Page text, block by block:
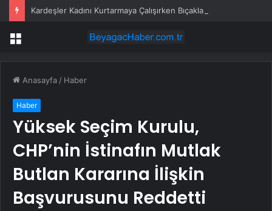
Kardeşler Kadını Kurtarmaya Çalışırken Bıçaklandı
Menü
Anasayfa / Haber
Haber
Yüksek Seçim Kurulu,
CHP’nin İstinafın Mutlak
Butlan Kararına İlişkin
Başvurusunu Reddetti